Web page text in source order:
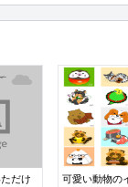
だけ
可愛い動物の